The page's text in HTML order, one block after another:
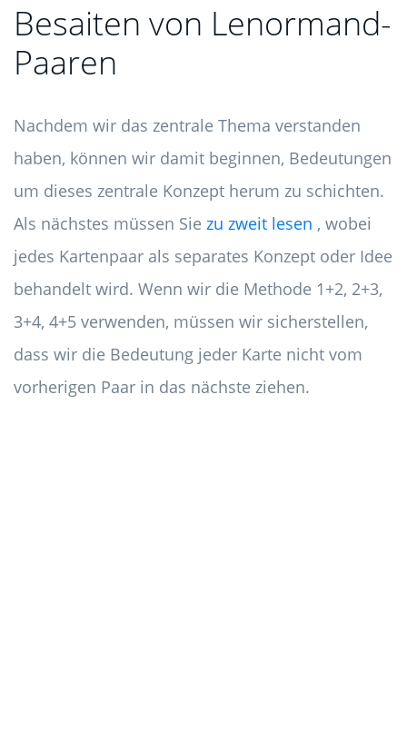
Besaiten von Lenormand-
Paaren
Nachdem wir das zentrale Thema verstanden
haben, können wir damit beginnen, Bedeutungen
um dieses zentrale Konzept herum zu schichten.
Als nächstes müssen Sie zu zweit lesen , wobei
jedes Kartenpaar als separates Konzept oder Idee
behandelt wird. Wenn wir die Methode 1+2, 2+3,
3+4, 4+5 verwenden, müssen wir sicherstellen,
dass wir die Bedeutung jeder Karte nicht vom
vorherigen Paar in das nächste ziehen.